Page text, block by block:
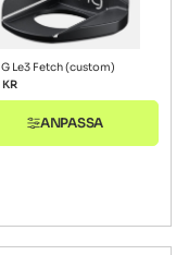
G Le3 Fetch (custom)
KR
ANPASSA